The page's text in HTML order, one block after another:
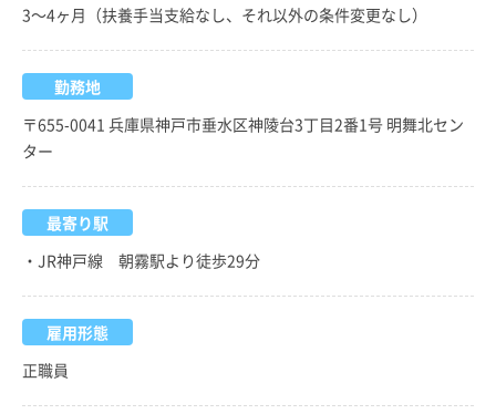
3～4ヶ月（扶養手当支給なし、それ以外の条件変更なし）
勤務地
〒655-0041 兵庫県神戸市垂水区神陵台3丁目2番1号 明舞北セン
ター
最寄り駅
・JR神戸線 朝霧駅より徒歩29分
雇用形態
正職員